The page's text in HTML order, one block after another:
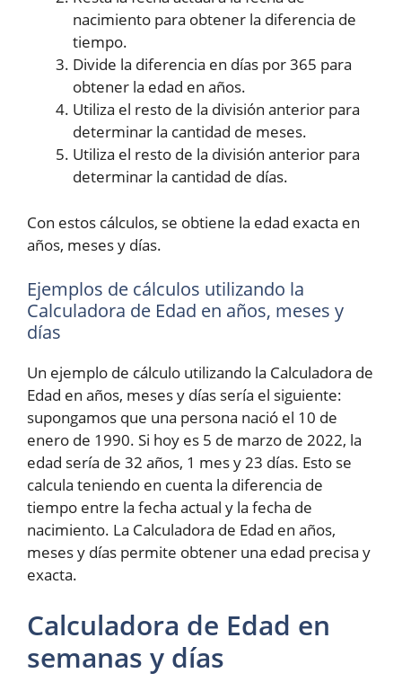
nacimiento para obtener la diferencia de
tiempo.
Divide la diferencia en días por 365 para
obtener la edad en años.
Utiliza el resto de la división anterior para
determinar la cantidad de meses.
Utiliza el resto de la división anterior para
determinar la cantidad de días.
Con estos cálculos, se obtiene la edad exacta en
años, meses y días.
Ejemplos de cálculos utilizando la
Calculadora de Edad en años, meses y
días
Un ejemplo de cálculo utilizando la Calculadora de
Edad en años, meses y días sería el siguiente:
supongamos que una persona nació el 10 de
enero de 1990. Si hoy es 5 de marzo de 2022, la
edad sería de 32 años, 1 mes y 23 días. Esto se
calcula teniendo en cuenta la diferencia de
tiempo entre la fecha actual y la fecha de
nacimiento. La Calculadora de Edad en años,
meses y días permite obtener una edad precisa y
exacta.
Calculadora de Edad en
semanas y días